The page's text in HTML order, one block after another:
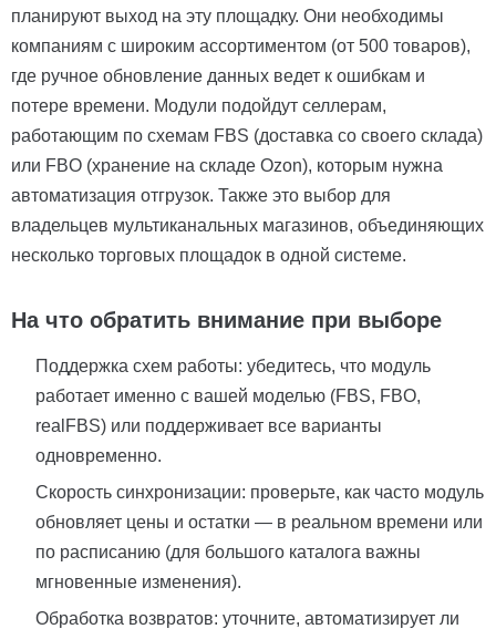
планируют выход на эту площадку. Они необходимы
компаниям с широким ассортиментом (от 500 товаров),
где ручное обновление данных ведет к ошибкам и
потере времени. Модули подойдут селлерам,
работающим по схемам FBS (доставка со своего склада)
или FBO (хранение на складе Ozon), которым нужна
автоматизация отгрузок. Также это выбор для
владельцев мультиканальных магазинов, объединяющих
несколько торговых площадок в одной системе.
На что обратить внимание при выборе
Поддержка схем работы: убедитесь, что модуль
работает именно с вашей моделью (FBS, FBO,
realFBS) или поддерживает все варианты
одновременно.
Скорость синхронизации: проверьте, как часто модуль
обновляет цены и остатки — в реальном времени или
по расписанию (для большого каталога важны
мгновенные изменения).
Обработка возвратов: уточните, автоматизирует ли